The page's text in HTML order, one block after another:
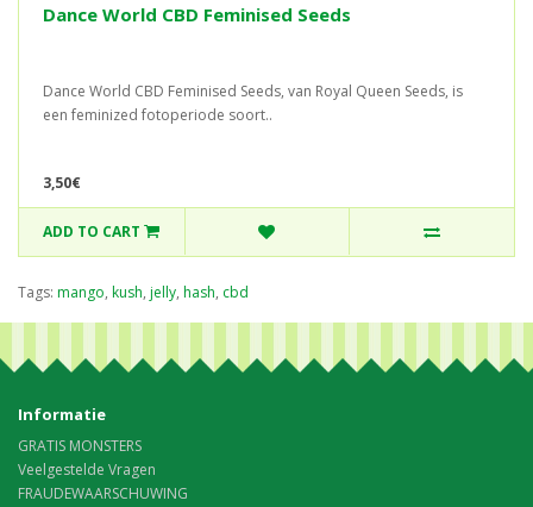
Dance World CBD Feminised Seeds
Dance World CBD Feminised Seeds, van Royal Queen Seeds, is
een feminized fotoperiode soort..
3,50€
ADD TO CART
Tags: mango, kush, jelly, hash, cbd
Informatie
GRATIS MONSTERS
Veelgestelde Vragen
FRAUDEWAARSCHUWING